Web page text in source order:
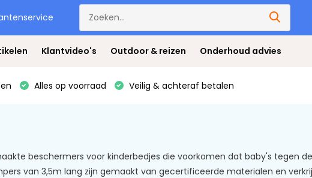
Klantvideo's Outdoor & reizen Onderhoud advies
Alles op voorraad Veilig & achteraf betalen
beschermers voor kinderbedjes die voorkomen dat baby's tegen
van 3,5m lang zijn gemaakt van gecertificeerde materialen en